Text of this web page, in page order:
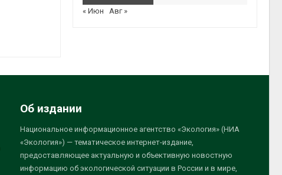
« Июн
Авг »
Об издании
Национальное информационное агентство «Экология» (НИА
«Экология») — тематическое интернет-издание,
предоставляющее актуальную и объективную новостную
информацию об экологической ситуации в России и в мире,